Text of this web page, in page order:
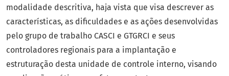
modalidade descritiva, haja vista que visa descrever as
características, as dificuldades e as ações desenvolvidas
pelo grupo de trabalho CASCI e GTGRCI e seus
controladores regionais para a implantação e
estruturação desta unidade de controle interno, visando